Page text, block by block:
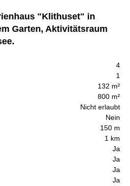
"Klithuset" in
Garten, Aktivitätsraum
4
1
132 m²
800 m²
Nicht erlaubt
Nein
150 m
1 km
Ja
Ja
Ja
Ja